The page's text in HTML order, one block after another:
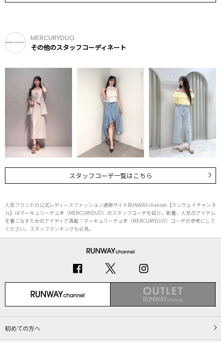
MERCURYDUO
その他のスタッフコーディネート
スタッフコーデ一覧はこちら
人気ブランドの公式レディースファッション通販サイトRUNWAY channel【ランウェイチャンネ
ル】はマーキュリーデュオ（MERCURYDUO）のスタッフコーデを紹介。新着、人気のアイテム
を着こなすためのアイディア満載！マーキュリーデュオ（MERCURYDUO）コーデの参考にして
ください。スタッフランキングも必見。
初めての方へ